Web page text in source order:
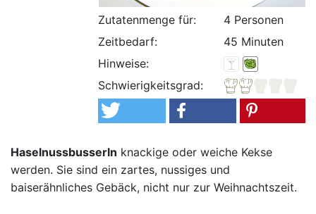
Zutatenmenge für:
4 Personen
Zeitbedarf:
45 Minuten
Hinweise:
Schwierigkeitsgrad:
Haselnussbusserln knackige oder weiche Kekse
werden. Sie sind ein zartes, nussiges und
baiserähnliches Gebäck, nicht nur zur Weihnachtszeit.